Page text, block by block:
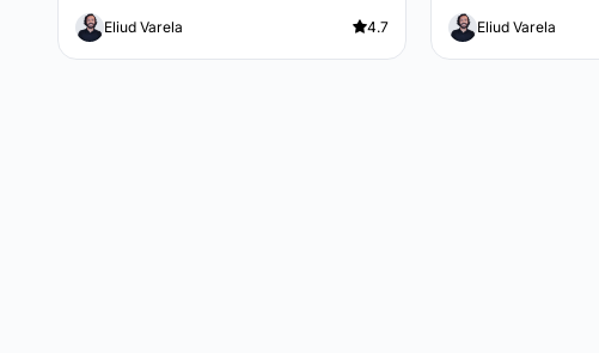
Eliud Varela 4.7 Eliud Varela